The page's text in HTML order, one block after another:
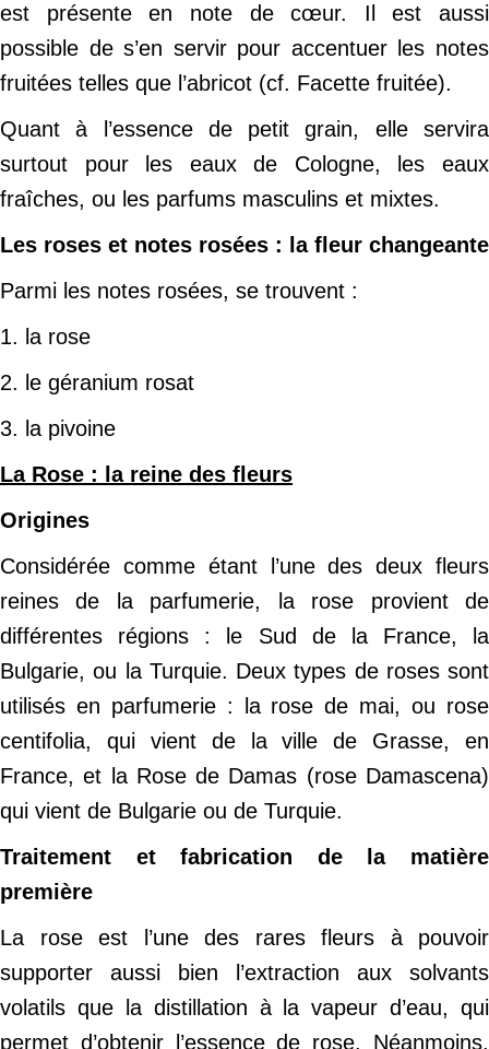
est présente en note de cœur. Il est aussi
possible de s’en servir pour accentuer les notes
fruitées telles que l’abricot (cf. Facette fruitée).
Quant à l’essence de petit grain, elle servira
surtout pour les eaux de Cologne, les eaux
fraîches, ou les parfums masculins et mixtes.
Les roses et notes rosées : la fleur changeante
Parmi les notes rosées, se trouvent :
1. la rose
2. le géranium rosat
3. la pivoine
La Rose : la reine des fleurs
Origines
Considérée comme étant l’une des deux fleurs
reines de la parfumerie, la rose provient de
différentes régions : le Sud de la France, la
Bulgarie, ou la Turquie. Deux types de roses sont
utilisés en parfumerie : la rose de mai, ou rose
centifolia, qui vient de la ville de Grasse, en
France, et la Rose de Damas (rose Damascena)
qui vient de Bulgarie ou de Turquie.
Traitement et fabrication de la matière
première
La rose est l’une des rares fleurs à pouvoir
supporter aussi bien l’extraction aux solvants
volatils que la distillation à la vapeur d’eau, qui
permet d’obtenir l’essence de rose. Néanmoins,